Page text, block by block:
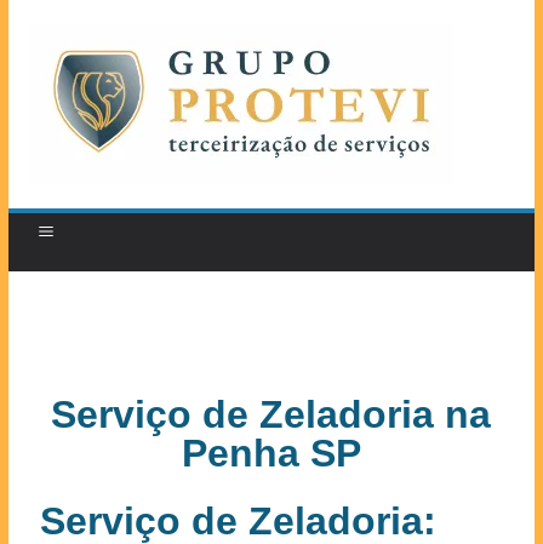
Serviço de Zeladoria na
Penha SP
Serviço de Zeladoria: